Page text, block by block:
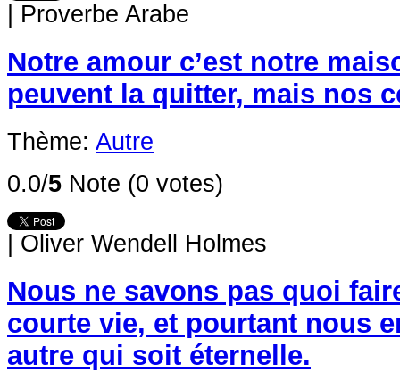
Proverbe Arabe
Notre amour c’est notre
peuvent la quitter, mais nos
Thème: Autre
0.0/5 Note (0 votes)
Oliver Wendell Holmes
Nous ne savons pas quoi
courte vie, et pourtant nous
autre qui soit éternelle.